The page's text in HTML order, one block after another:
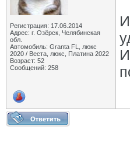
Регистрация: 17.06.2014
Адрес: г. Озёрск, Челябинская
обл.
Автомобиль: Granta FL, люкс
2020 / Веста, люкс, Платина 2022
Возраст: 52
Сообщений: 258